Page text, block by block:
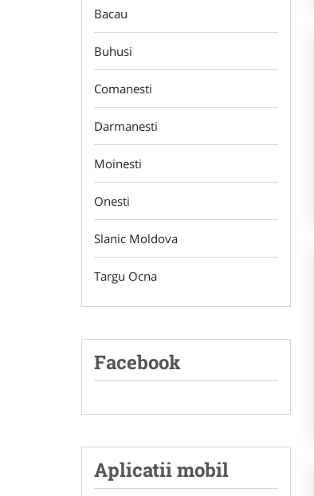
Bacau
Buhusi
Comanesti
Darmanesti
Moinesti
Onesti
Slanic Moldova
Targu Ocna
Facebook
Aplicatii mobil